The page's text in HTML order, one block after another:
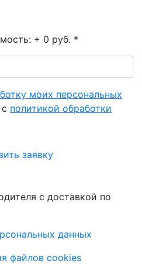
+ 0 руб. *
моих персональных
политикой обработки
заявку
с доставкой по
данных
файлов cookies